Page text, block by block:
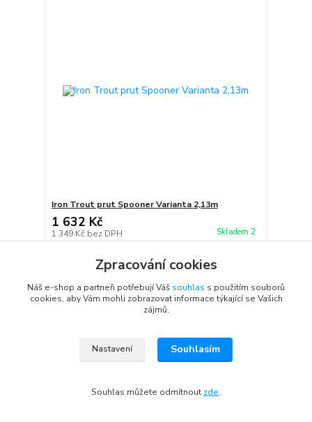
Iron Trout prut Spooner Varianta 2,13m
1 632 Kč
1 349 Kč bez DPH Skladem 2
Zpracování cookies
Náš e-shop a partneři potřebují Váš souhlas s použitím souborů
cookies, aby Vám mohli zobrazovat informace týkající se Vašich
zájmů.
Nastavení Souhlasím
Souhlas můžete odmítnout zde.